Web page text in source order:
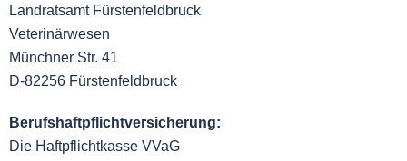
Landratsamt Fürstenfeldbruck
Veterinärwesen
Münchner Str. 41
D-82256 Fürstenfeldbruck
Berufshaftpflichtversicherung:
Die Haftpflichtkasse VVaG